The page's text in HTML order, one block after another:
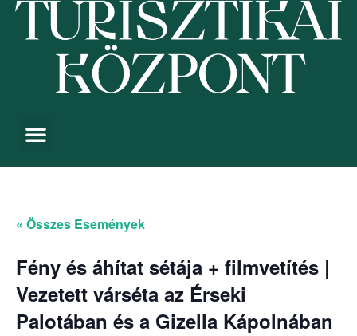
« Összes Események
Fény és áhítat sétája + filmvetítés |
Vezetett várséta az Érseki
Palotában és a Gizella Kápolnában